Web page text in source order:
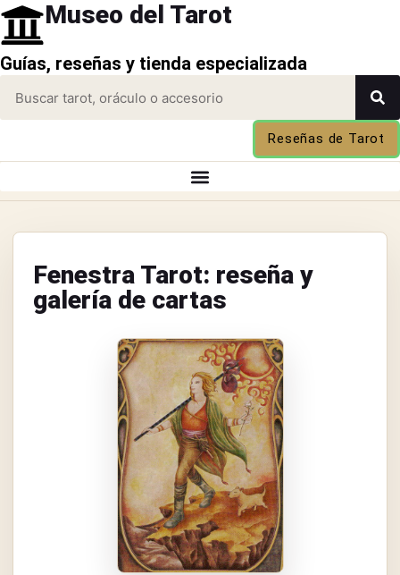
Museo del Tarot
Guías, reseñas y tienda especializada
Reseñas de Tarot
Fenestra Tarot: reseña y
galería de cartas